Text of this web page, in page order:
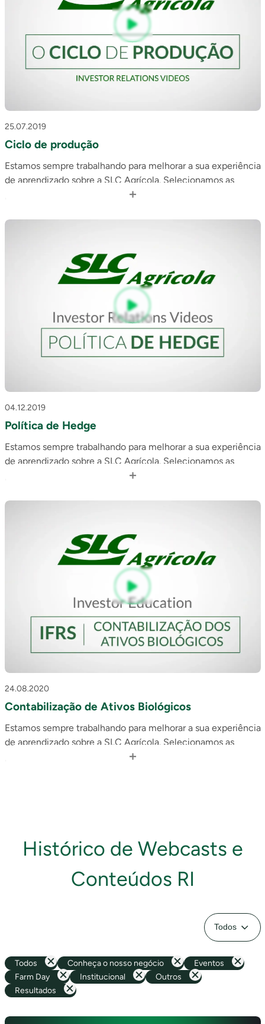
25.07.2019
Ciclo de produção
Estamos sempre trabalhando para melhorar a sua experiência
de aprendizado sobre a SLC Agrícola. Selecionamos as
perguntas mais frequentes recebidas na área de Relações
animados que acreditamos que ilustrarão de forma mais
Esse primeiro vídeo é sobre o Ciclo de Produção.
+
04.12.2019
Política de Hedge
Estamos sempre trabalhando para melhorar a sua experiência
de aprendizado sobre a SLC Agrícola. Selecionamos as
perguntas mais frequentes recebidas na área de Relações
animados que acreditamos que ilustrarão de forma mais
Esse segundo vídeo é sobre a Política de Hedge.
+
24.08.2020
Contabilização de Ativos Biológicos
Estamos sempre trabalhando para melhorar a sua experiência
de aprendizado sobre a SLC Agrícola. Selecionamos as
perguntas mais frequentes recebidas na área de Relações
+
Histórico de Webcasts e
Conteúdos RI
Todos Conheça o nosso negócio
Eventos
Farm Day
Institucional
Outros
Resultados